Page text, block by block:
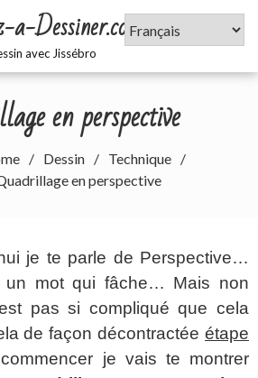
Dessiner.com
avec Jissébro
en perspective
Dessin
Technique
en perspective
je te parle de Perspective…
mot qui fâche… Mais non
pas si compliqué que cela
de façon décontractée étape
je vais te montrer